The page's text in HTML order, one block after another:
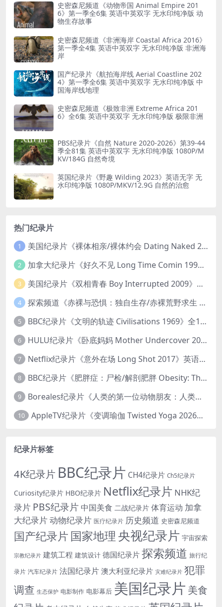
史密森尼频道《动物帝国 Animal Empire 201
6》第一季全6集 英语中英双字 无水印纯净版 动
物生存故事
史密森尼频道《非洲海岸 Coastal Africa 2016》
第一季全4集 英语中英双字 无水印纯净版 非洲海
岸
国产纪录片《航拍海岸线 Aerial Coastline 202
4》第一季全6集 英语中英双字 无水印纯净版 中
国海岸线地理
史密森尼频道《极致非洲 Extreme Africa 201
6》全6集 英语中英双字 无水印纯净版 极限非洲
PBS纪录片《自然 Nature 2020-2026》第39-44
季全81集 英语中英双字 无水印纯净版 1080P/M
KV/184G 自然奇境
英国纪录片《野趣 Wilding 2023》英语无字 无
水印纯净版 1080P/MKV/12.9G 自然的治愈
热门纪录片
1 美国纪录片《裸体相亲/裸体约会 Dating Naked 2014-2016》第1-3季全33集 英语中英双字 无水印纯净版 1080P/MKV/85.6G 裸体相亲真人秀
2 加拿大纪录片《好久不见 Long Time Comin 1993》英语中英双字 官方纯净版 1080P/MKV/1G 女同性艺术家
3 美国纪录片《双相青春 Boy Interrupted 2009》英语中英双字 官方纯净版 1080P/MKV/1.43G 青少年躁郁症
4 探索频道《赤裸与恐惧：独自生存/赤裸荒野求生 Naked and Afraid: Solo 2023》第一季全8集 英语中英双字 官方纯净版 高码1080P/MKV/45.4G
5 BBC纪录片《文明的轨迹 Civilisations 1969》全13集 英语中英双字 高清收藏版 1080P/MKV/64.1G 西方艺术史话
6 HULU纪录片《卧底妈妈 Mother Undercover 2023》全4集 英语中英双字 官方纯净版 1080P/MKV/7.6G 拯救孩子
7 Netflix纪录片《意外在场 Long Shot 2017》英语中字 720P/NKV/1.06GB 美国谋杀误判案件
8 BBC纪录片《肥胖症：尸检/解剖肥胖 Obesity: The Post Mortem 2016》英语中英双字 无水印纯净版 1080P/MKV/1.03G
9 Boreales纪录片《人类的第一位动物朋友：人类和狗的神奇故事 Man’s First Friend 2018》英语中英双字 1080P/MP4/1.8G 狗的神奇故事
10 AppleTV纪录片《变调瑜伽 Twisted Yoga 2026》全3集 英语中英双字 无水印纯净版 1080P/MKV/10G 瑜伽大师背后的真相
纪录片标签
4K纪录片 BBC纪录片 CH4纪录片 Ch5纪录片
Curiosity纪录片 HBO纪录片 Netflix纪录片 NHK纪
录片 PBS纪录片 中国美食 二战纪录片 体育运动 加拿
大纪录片动物纪录片 医疗纪录片 历史频道 史密森尼频道
国产纪录片 国家地理 央视纪录片 宇宙探索
宗教纪录片 建筑工程 建筑设计 德国纪录片 探索频道 旅行纪
录片 汽车纪录片 法国纪录片 澳大利亚纪录片 灾难纪录片 犯罪
调查 生态保护 电影制作 电影幕后 美国纪录片 美食